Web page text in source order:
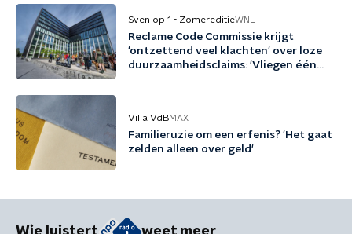
Sven op 1 - ZomereditieWNL
Reclame Code Commissie krijgt
'ontzettend veel klachten' over loze
duurzaamheidsclaims: 'Vliegen één
Villa VdBMAX
Familieruzie om een erfenis? 'Het gaat
zelden alleen over geld'